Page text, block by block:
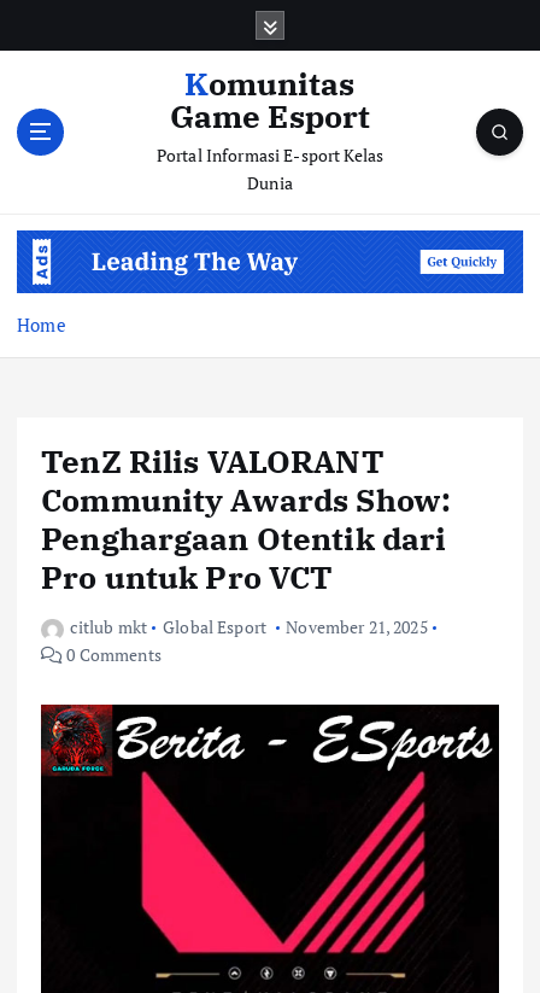
Komunitas
Game Esport
Portal Informasi E-sport Kelas
Dunia
Home
TenZ Rilis VALORANT
Community Awards Show:
Penghargaan Otentik dari
Pro untuk Pro VCT
citlub mkt Global Esport
November 21, 2025
0 Comments